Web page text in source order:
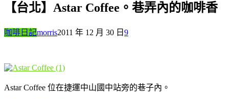
【台北】Astar Coffee。巷弄內的咖啡香
咖啡日記morris2011 年 12 月 30 日 9
Astar Coffee 位在捷運中山國中站旁的巷子內。